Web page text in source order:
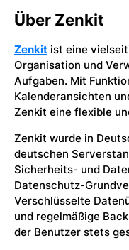
Über Zenkit
Zenkit ist eine
Organisation und
Aufgaben. Mit
Kalenderansichten
Zenkit eine flexible
Zenkit wurde in
deutschen
Sicherheits- und
Datenschutz-
Verschlüsselte
und regelmäßige
der Benutzer stets